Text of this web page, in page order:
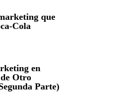
que
Cola
en
Otro
Parte)